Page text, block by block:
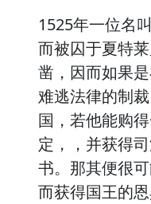
1525年一位名
而被囚于夏特
凿，因而如果
难逃法律的制
国，若他能购
定，，并获得
书。那其便很
而获得国王的